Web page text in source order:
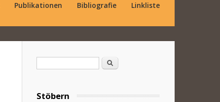
Publikationen Bibliografie Linkliste
Suche
Stöbern